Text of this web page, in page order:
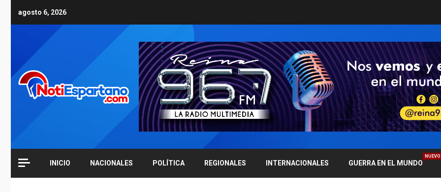
agosto 6, 2026
INICIO NACIONALES POLÍTICA REGIONALES INTERNACIONALES GUERRA EN EL MUNDO
NUEVO